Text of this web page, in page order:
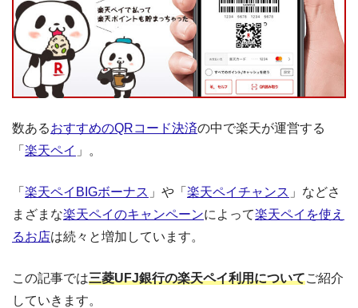
数あるおすすめのQRコード決済の中で楽天が運営する
「 楽天ペイ 」。
「 楽天ペイBIGボーナス 」や「 楽天ペイチャンス 」などさ
まざまな楽天ペイのキャンペーンによって楽天ペイを使え
るお店は続々と増加しています。
この記事では三菱UFJ銀行の楽天ペイ利用についてご紹介
していきます。